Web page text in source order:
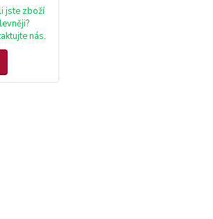
jste zboží
levněji?
nás.